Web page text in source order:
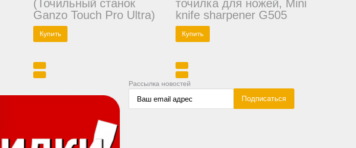
(Точильный станок
Ganzo Touch Pro Ultra)
точилка для ножей, Mini
knife sharpener G505
Рассылка новостей
Подписаться